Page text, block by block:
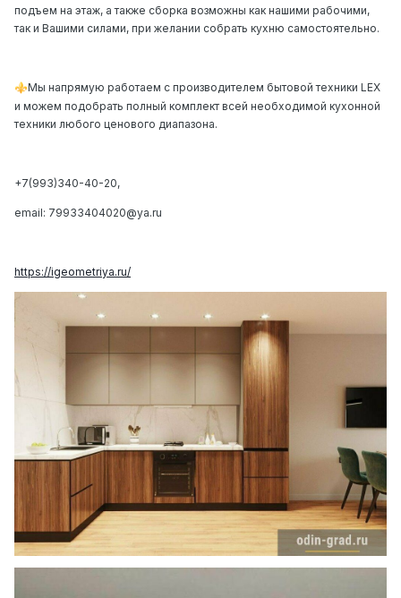
подъем на этаж, а также сборка возможны как нашими рабочими,
так и Вашими силами, при желании собрать кухню самостоятельно.
⚜️Мы напрямую работаем с производителем бытовой техники LEX
и можем подобрать полный комплект всей необходимой кухонной
техники любого ценового диапазона.
+7(993)340-40-20,
email: 79933404020@ya.ru
https://igeometriya.ru/